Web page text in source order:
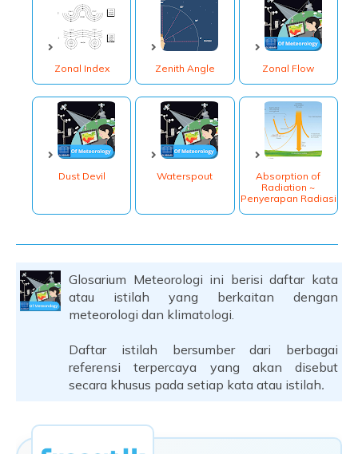
Zonal Index Zenith Angle Zonal Flow
Dust Devil Waterspout
Absorption of
Radiation ~
Penyerapan Radiasi
Glosarium Meteorologi ini berisi daftar kata
atau istilah yang berkaitan dengan
meteorologi dan klimatologi.
Daftar istilah bersumber dari berbagai
referensi terpercaya yang akan disebut
secara khusus pada setiap kata atau istilah.